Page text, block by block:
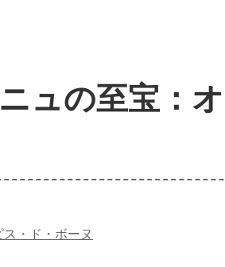
ュの至宝：
・ド・ボーヌ